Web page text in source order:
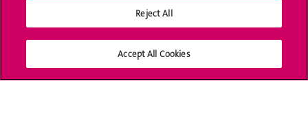
Médias sociaux UNIGE
Reject All
Accept All Cookies